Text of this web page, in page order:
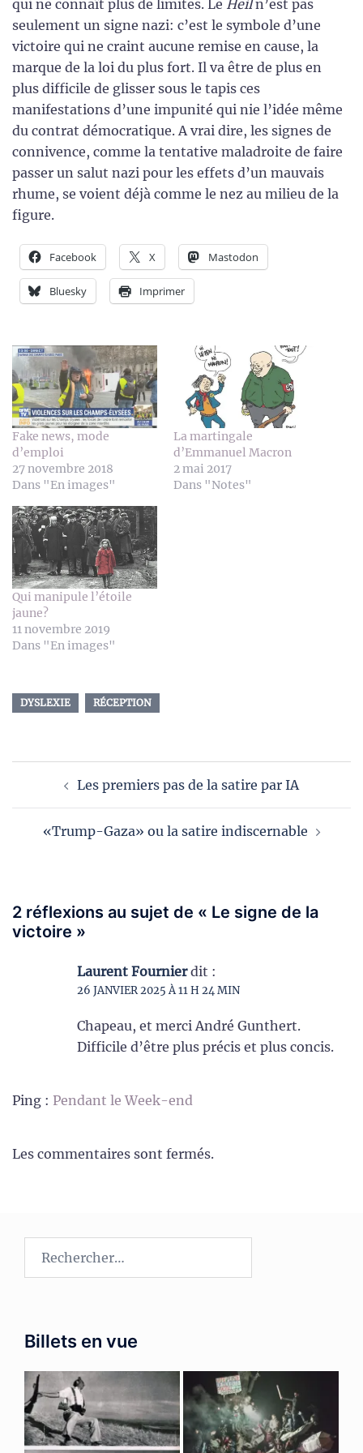
qui ne connaît plus de limites. Le Heiln’est pas
seulement un signe nazi: c’est le symbole d’une
victoire qui ne craint aucune remise en cause, la
marque de la loi du plus fort. Il va être de plus en
plus difficile de glisser sous le tapis ces
manifestations d’une impunité qui nie l’idée même
du contrat démocratique. A vrai dire, les signes de
connivence, comme la tentative maladroite de faire
passer un salut nazi pour les effets d’un mauvais
rhume, se voient déjà comme le nez au milieu de la
figure.
Facebook X Mastodon
Bluesky Imprimer
Fake news, mode
d’emploi
27 novembre 2018
Dans "En images"
La martingale
d’Emmanuel Macron
2 mai 2017
Dans "Notes"
Qui manipule l’étoile
jaune?
11 novembre 2019
Dans "En images"
DYSLEXIE RÉCEPTION
d’articleLes premiers pas de la satire par IA
«Trump-Gaza» ou la satire indiscernable
2 réflexions au sujet de « Le signe de la
victoire »
Laurent Fournier dit :
26 JANVIER 2025 À 11 H 24 MIN
Chapeau, et merci André Gunthert.
Difficile d’être plus précis et plus concis.
Ping : Pendant le Week-end
Les commentaires sont fermés.
Billets en vue